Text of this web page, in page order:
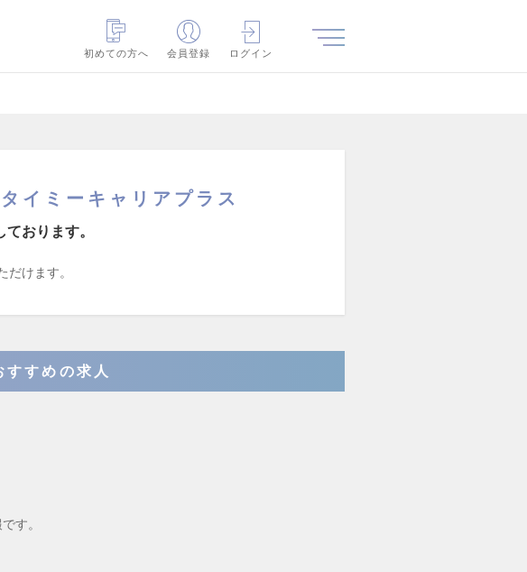
初めての方へ
会員登録 ログイン
イミーキャリアプラス
おります。
だけます。
すめの求人
す。